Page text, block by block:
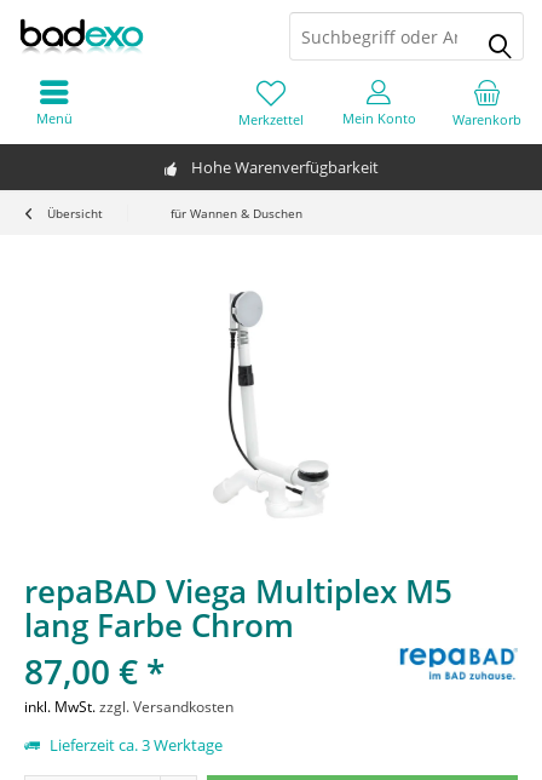
Hohe Warenverfügbarkeit
Warenkorb
Merkzettel Mein Konto
Menü
Übersicht für Wannen & Duschen
repaBAD Viega Multiplex M5
lang Farbe Chrom
87,00 € *
inkl. MwSt.zzgl. Versandkosten
Lieferzeit ca. 3 Werktage